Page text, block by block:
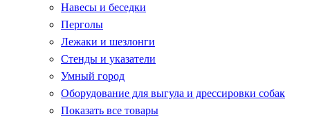
Навесы и беседки
Перголы
Лежаки и шезлонги
Стенды и указатели
Умный город
Оборудование для выгула и дрессировки собак
Показать все товары